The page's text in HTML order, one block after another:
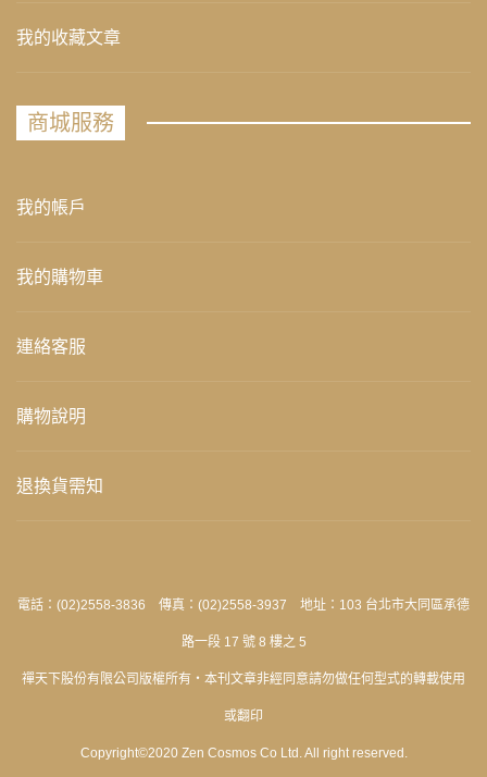
我的收藏文章
商城服務
我的帳戶
我的購物車
連絡客服
購物說明
退換貨需知
電話：(02)2558-3836 傳真：(02)2558-3937 地址：103 台北市大同區承德
路一段 17 號 8 樓之 5
禪天下股份有限公司版權所有‧本刊文章非經同意請勿做任何型式的轉載使用
或翻印
Copyright©2020 Zen Cosmos Co Ltd. All right reserved.